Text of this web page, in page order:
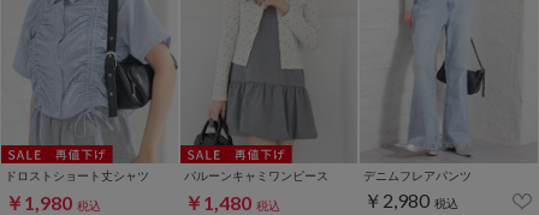
ドロストショート丈シャツ
￥1,980 税込
バルーンキャミワンピース
￥1,480 税込
デニムフレアパンツ
￥2,980 税込